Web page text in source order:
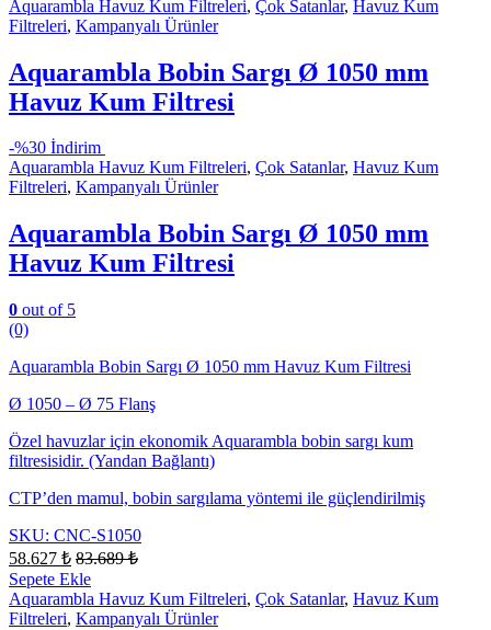
Aquarambla Havuz Kum Filtreleri, Çok Satanlar, Havuz Kum
Filtreleri, Kampanyalı Ürünler
Aquarambla Bobin Sargı Ø 1050 mm
Havuz Kum Filtresi
-%30 İndirim
Aquarambla Havuz Kum Filtreleri, Çok Satanlar, Havuz Kum
Filtreleri, Kampanyalı Ürünler
Aquarambla Bobin Sargı Ø 1050 mm
Havuz Kum Filtresi
0 out of 5
(0)
Aquarambla Bobin Sargı Ø 1050 mm Havuz Kum Filtresi
Ø 1050 – Ø 75 Flanş
Özel havuzlar için ekonomik Aquarambla bobin sargı kum
filtresisidir. (Yandan Bağlantı)
CTP’den mamul, bobin sargılama yöntemi ile güçlendirilmiş
SKU: CNC-S1050
58.627 ₺ 83.689₺
Sepete Ekle
Aquarambla Havuz Kum Filtreleri, Çok Satanlar, Havuz Kum
Filtreleri, Kampanyalı Ürünler